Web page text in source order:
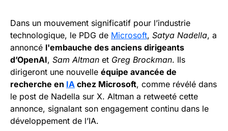
Dans un mouvement significatif pour l’industrie
technologique, le PDG de Microsoft, Satya Nadella, a
annoncé l'embauche des anciens dirigeants
d’OpenAI, Sam Altman et Greg Brockman. Ils
dirigeront une nouvelle équipe avancée de
recherche en IA chez Microsoft, comme révélé dans
le post de Nadella sur X. Altman a retweeté cette
annonce, signalant son engagement continu dans le
développement de l’IA.